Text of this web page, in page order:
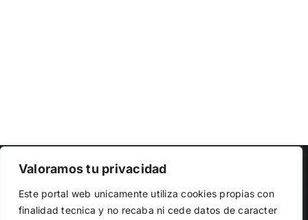
Valoramos tu privacidad
Este portal web unicamente utiliza cookies propias con
finalidad tecnica y no recaba ni cede datos de caracter
Copyright 2023 | Democracia Nacional
Facebook
TwitterInstagram
el funcionamiento de la web, medir su uso y mejorar
nuestros servicios. Puede aceptar todas las cookies,